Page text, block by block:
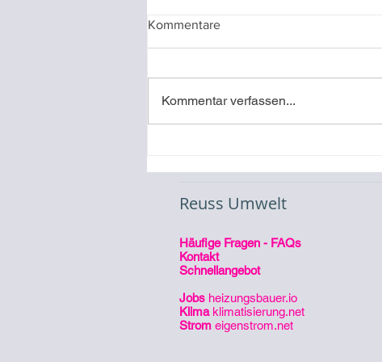
Kommentare
Kommentar verfassen...
Reuss Umwelt
Häufige Fragen - FAQs
Kontakt
Schnellangebot
Jobs heizungsbauer.io
Klima klimatisierung.net
Strom eigenstrom.net